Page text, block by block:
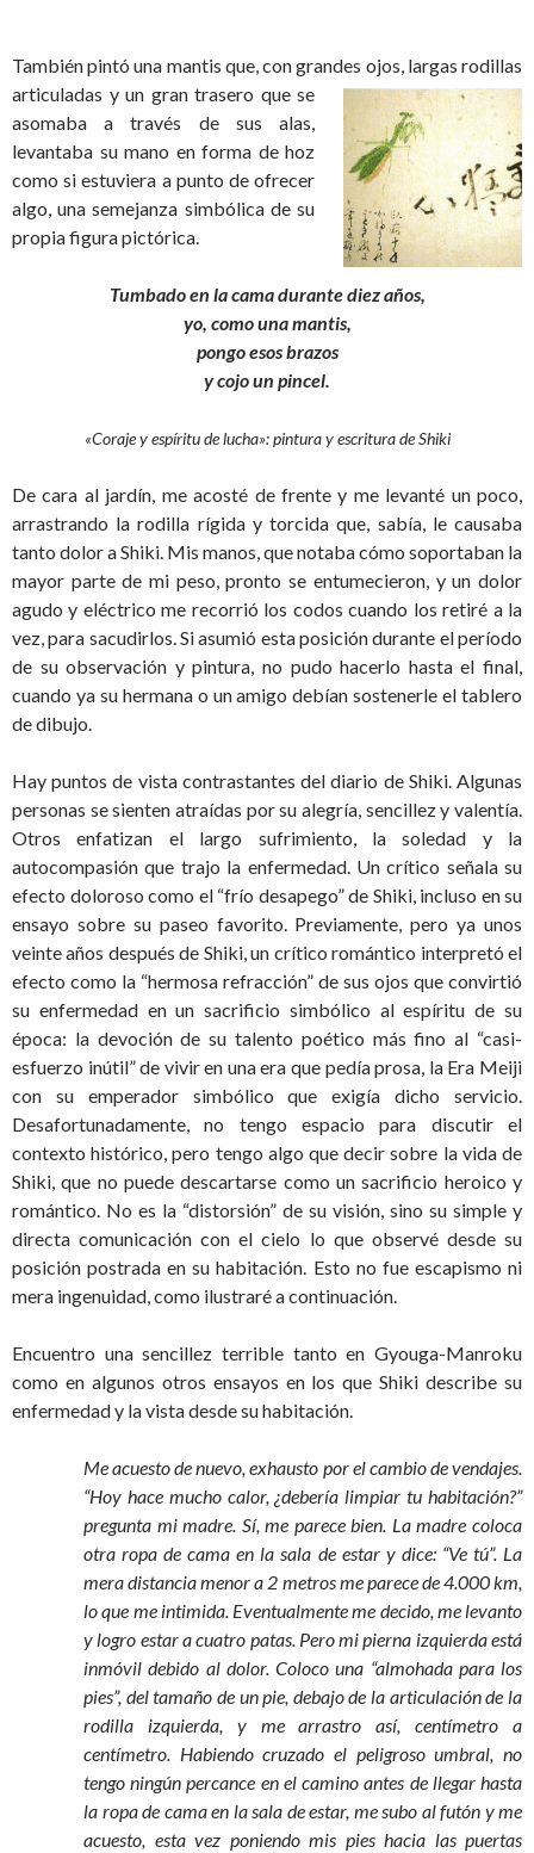
También pintó una mantis que, con grandes ojos, largas rodillas
articuladas y un gran trasero que se
asomaba a través de sus alas,
levantaba su mano en forma de hoz
como si estuviera a punto de ofrecer
algo, una semejanza simbólica de su
propia figura pictórica.
Tumbado en la cama durante diez años,
yo, como una mantis,
pongo esos brazos
y cojo un pincel.
«Coraje y espíritu de lucha»: pintura y escritura de Shiki
De cara al jardín, me acosté de frente y me levanté un poco,
arrastrando la rodilla rígida y torcida que, sabía, le causaba
tanto dolor a Shiki. Mis manos, que notaba cómo soportaban la
mayor parte de mi peso, pronto se entumecieron, y un dolor
agudo y eléctrico me recorrió los codos cuando los retiré a la
vez, para sacudirlos. Si asumió esta posición durante el período
de su observación y pintura, no pudo hacerlo hasta el final,
cuando ya su hermana o un amigo debían sostenerle el tablero
de dibujo.
Hay puntos de vista contrastantes del diario de Shiki. Algunas
personas se sienten atraídas por su alegría, sencillez y valentía.
Otros enfatizan el largo sufrimiento, la soledad y la
autocompasión que trajo la enfermedad. Un crítico señala su
efecto doloroso como el “frío desapego” de Shiki, incluso en su
ensayo sobre su paseo favorito. Previamente, pero ya unos
veinte años después de Shiki, un crítico romántico interpretó el
efecto como la “hermosa refracción” de sus ojos que convirtió
su enfermedad en un sacrificio simbólico al espíritu de su
época: la devoción de su talento poético más fino al “casi-
esfuerzo inútil” de vivir en una era que pedía prosa, la Era Meiji
con su emperador simbólico que exigía dicho servicio.
Desafortunadamente, no tengo espacio para discutir el
contexto histórico, pero tengo algo que decir sobre la vida de
Shiki, que no puede descartarse como un sacrificio heroico y
romántico. No es la “distorsión” de su visión, sino su simple y
directa comunicación con el cielo lo que observé desde su
posición postrada en su habitación. Esto no fue escapismo ni
mera ingenuidad, como ilustraré a continuación.
Encuentro una sencillez terrible tanto en Gyouga-Manroku
como en algunos otros ensayos en los que Shiki describe su
enfermedad y la vista desde su habitación.
Me acuesto de nuevo, exhausto por el cambio de vendajes.
“Hoy hace mucho calor, ¿debería limpiar tu habitación?”
pregunta mi madre. Sí, me parece bien. La madre coloca
otra ropa de cama en la sala de estar y dice: “Ve tú”. La
mera distancia menor a 2 metros me parece de 4.000 km,
lo que me intimida. Eventualmente me decido, me levanto
y logro estar a cuatro patas. Pero mi pierna izquierda está
inmóvil debido al dolor. Coloco una “almohada para los
pies”, del tamaño de un pie, debajo de la articulación de la
rodilla izquierda, y me arrastro así, centímetro a
centímetro. Habiendo cruzado el peligroso umbral, no
tengo ningún percance en el camino antes de llegar hasta
la ropa de cama en la sala de estar, me subo al futón y me
acuesto, esta vez poniendo mis pies hacia las puertas